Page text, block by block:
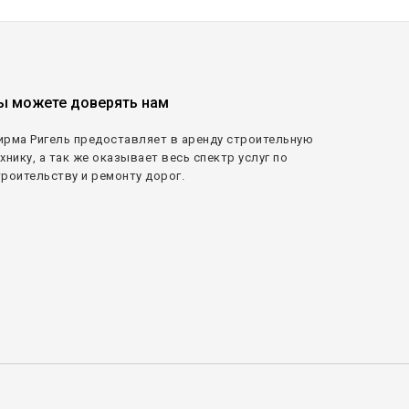
можете доверять нам
Ригель предоставляет в аренду строительную
а так же оказывает весь спектр услуг по
и ремонту дорог.